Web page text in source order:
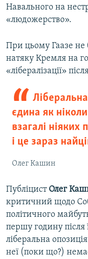
Навального на
«людожерство».
При цьому Гаазе не
натяку Кремля на
«лібералізації»
єдина як
взагалі ніяких
і це зараз
Олег Кашин
Публіцист Олег
критичний щодо
політичного
першу годину
ліберальна
неї (поки що?)